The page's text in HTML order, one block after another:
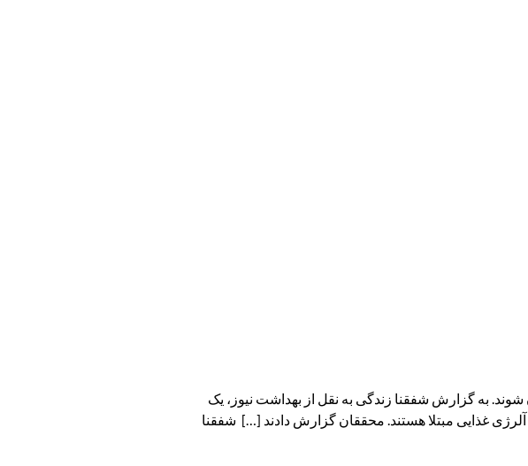
به گزارش شفقنا زندگی به نقل از بهداشت نیوز، یک
غذایی مبتلا هستند. محققان گزارش دادند […] شفقنا